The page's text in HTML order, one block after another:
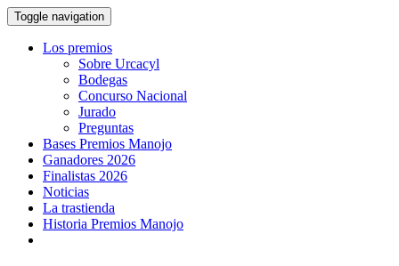
Toggle navigation
Los premios
Sobre Urcacyl
Bodegas
Concurso Nacional
Jurado
Preguntas
Bases Premios Manojo
Ganadores 2026
Finalistas 2026
Noticias
La trastienda
Historia Premios Manojo